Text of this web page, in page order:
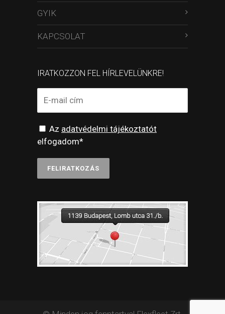
GYIK
KAPCSOLAT
IRATKOZZON FEL HÍRLEVELÜNKRE!
Az adatvédelmi tájékoztatót
elfogadom*